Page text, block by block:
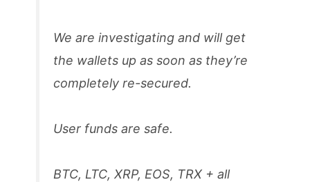
We are investigating and will get
the wallets up as soon as they’re
completely re-secured.
User funds are safe.
BTC, LTC, XRP, EOS, TRX + all